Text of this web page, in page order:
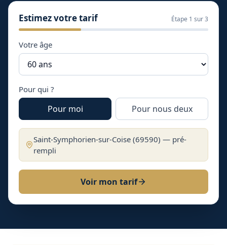
Estimez votre tarif Étape 1 sur 3
Votre âge
Pour qui ?
Pour moi Pour nous deux
Saint-Symphorien-sur-Coise (69590) — pré-
rempli
Voir mon tarif